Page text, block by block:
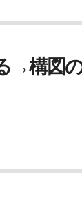
→構図